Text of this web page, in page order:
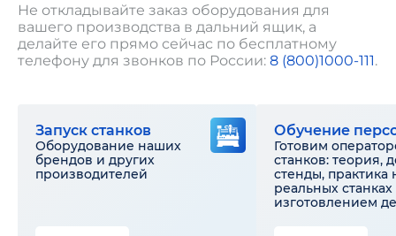
Не откладывайте заказ оборудования для
вашего производства в дальний ящик, а
делайте его прямо сейчас по бесплатному
телефону для звонков по России: 8 (800)1000-111.
Запуск станков
Оборудование наших
брендов и других
производителей
Обучение
Готовим
станков: теория,
стенды, практика
реальных станках
изготовлением